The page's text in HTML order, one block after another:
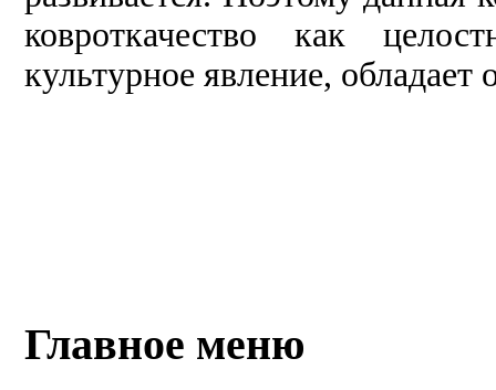
ковроткачество как
культурное явление,
Главное меню